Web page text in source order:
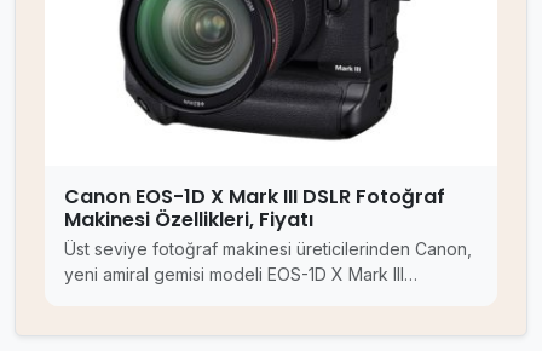
Canon EOS-1D X Mark III DSLR Fotoğraf
Makinesi Özellikleri, Fiyatı
Üst seviye fotoğraf makinesi üreticilerinden Canon,
yeni amiral gemisi modeli EOS-1D X Mark III…